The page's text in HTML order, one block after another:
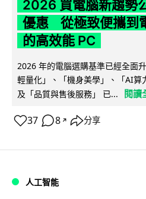
2026 買電腦新趨勢
優惠 從極致便攜到
的高效能 PC
2026 年的電腦選購基準已經全面
輕量化」、「機身美學」、「AI算
及「品質與售後服務」 已...
閱讀
37 8 ↗ 分享
人工智能